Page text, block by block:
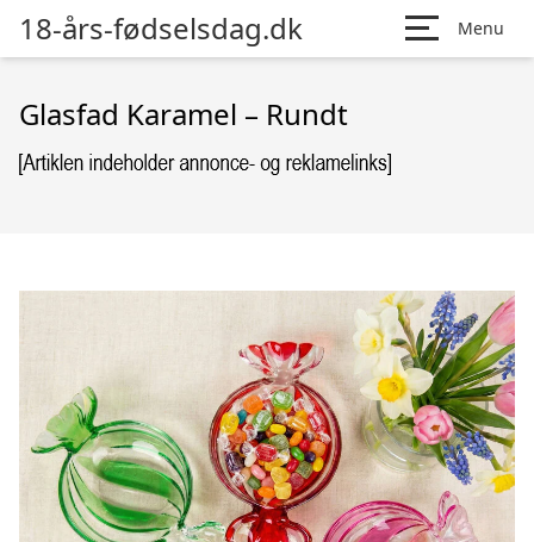
18-års-fødselsdag.dk Menu
Glasfad Karamel – Rundt